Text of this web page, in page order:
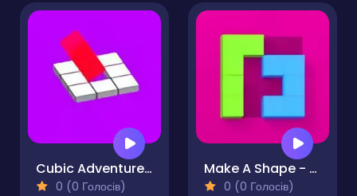
Cubic Adventure Don't Fall
0 (0 Голосів)
Make A Shape - Puzzle
0 (0 Голосів)